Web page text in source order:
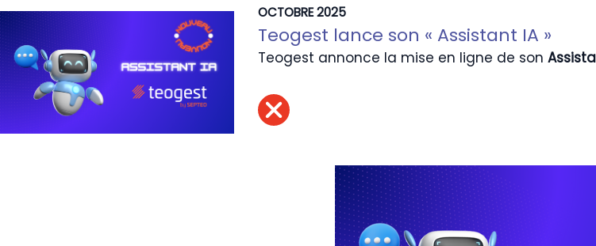
OCTOBRE 2025
Teogest lance son « Assistant IA »
Teogest annonce la mise en ligne de son